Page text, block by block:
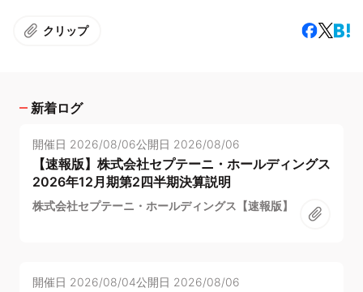
クリップ
新着ログ
開催日 2026/08/06公開日 2026/08/06
【速報版】株式会社セプテーニ・ホールディングス
2026年12月期第2四半期決算説明
株式会社セプテーニ・ホールディングス【速報版】
開催日 2026/08/04公開日 2026/08/06